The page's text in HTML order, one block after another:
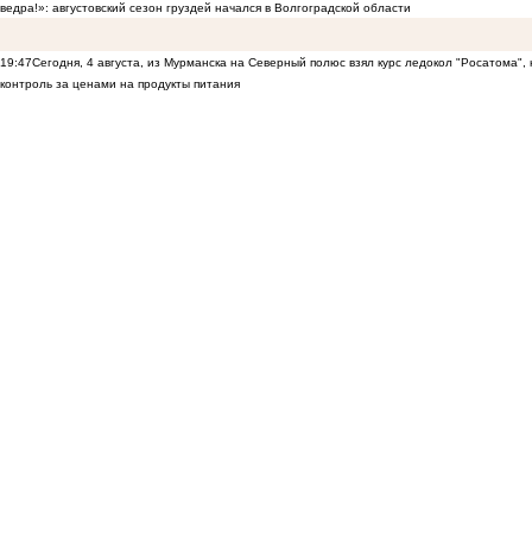
ведра!»: августовский сезон груздей начался в Волгоградской области
19:47Сегодня, 4 августа, из Мурманска на Северный полюс взял курс ледокол
контроль за ценами на продукты питания